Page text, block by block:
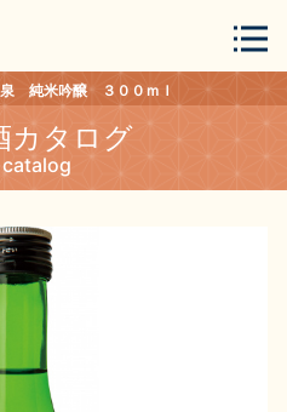
ログイン
純米吟醸 ３００ｍｌ
カタログ